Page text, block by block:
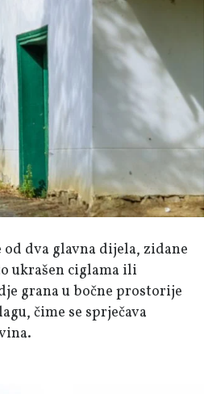
dva glavna dijela, zidane
ukrašen ciglama ili
grana u bočne prostorije
čime se sprječava